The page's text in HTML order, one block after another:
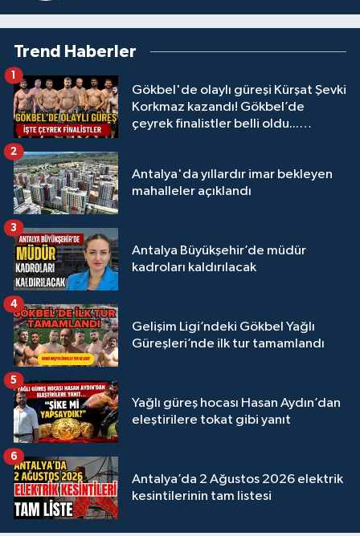
Trend Haberler
Gökbel'de olaylı güreşi Kürşat Şevki
Korkmaz kazandı! Gökbel’de
çeyrek finalistler belli oldu...
1
Antalya'da yıllardır imar bekleyen
mahalleler açıklandı
2
Antalya Büyükşehir’de müdür
kadroları kaldırılacak
3
Gelişim Ligi’ndeki Gökbel Yağlı
Güreşleri’nde ilk tur tamamlandı
4
Yağlı güreş hocası Hasan Aydın’dan
eleştirilere tokat gibi yanıt
5
Antalya’da 2 Ağustos 2026 elektrik
kesintilerinin tam listesi
6